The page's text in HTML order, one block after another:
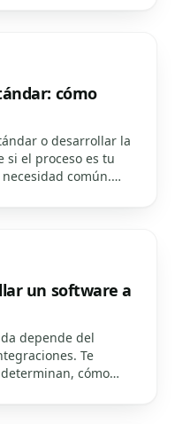
cómo
o desarrollar la
si el proceso es tu
común.
un software a
depende del
Te
cómo